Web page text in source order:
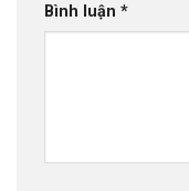
Bình luận *